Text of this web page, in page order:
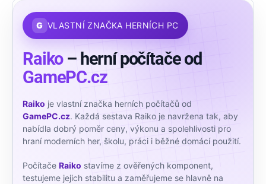
G VLASTNÍ ZNAČKA HERNÍCH PC
Raiko– herní počítače od
GamePC.cz
Raiko je vlastní značka herních počítačů od
GamePC.cz. Každá sestava Raiko je navržena tak, aby
nabídla dobrý poměr ceny, výkonu a spolehlivosti pro
hraní moderních her, školu, práci i běžné domácí použití.
Počítače Raiko stavíme z ověřených komponent,
testujeme jejich stabilitu a zaměřujeme se hlavně na